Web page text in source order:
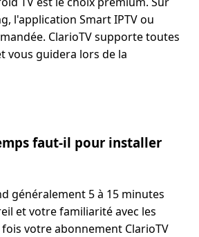
l'application Smart IPTV ou
ClarioTV supporte toutes
vous guidera lors de la
faut-il pour installer
généralement 5 à 15 minutes
et votre familiarité avec les
votre abonnement ClarioTV